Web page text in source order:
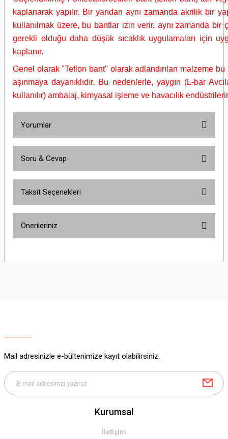
kaplanarak yapılır. Bir yandan aynı zamanda akrilik bir
kullanılmak üzere, bu bantlar izin verir, aynı zamanda bir
gerekli olduğu daha düşük sıcaklık uygulamaları için
kaplanır.
Genel olarak "Teflon bant" olarak adlandırılan malzeme
aşınmaya dayanıklıdır. Bu nedenlerle, yaygın (L-bar
kullanılır) ambalaj, kimyasal işleme ve havacılık
Yorumlar
Soru & Cevap
Taksit Seçenekleri
Önerileriniz
yetersiz gördüğünüz noktaları öneri formunu kullanarak tarafımıza
Bu ürüne benzer farklı alternatifler olmalı.
Gönder
Mail adresinizle e-bültenimize kayıt olabilirsiniz.
Kurumsal
İletişim